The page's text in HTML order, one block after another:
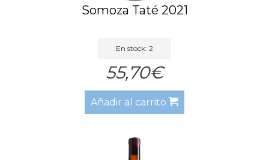
Somoza Taté 2021
En stock: 2
55,70€
Añadir al carrito